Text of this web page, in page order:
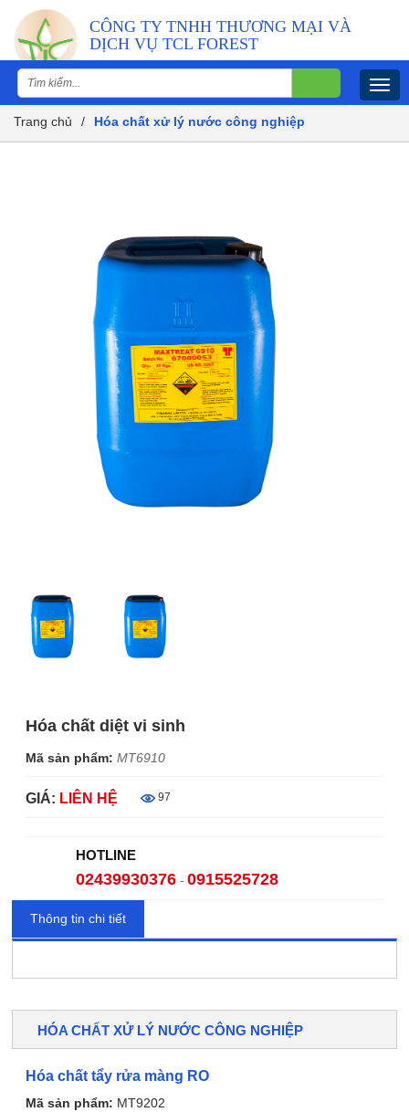
CÔNG TY TNHH THƯƠNG MẠI VÀ
DỊCH VỤ TCL FOREST
Trang chủ
/ Hóa chất xử lý nước công nghiệp
Hóa chất diệt vi sinh
Mã sản phẩm:MT6910
GIÁ: LIÊN HỆ 97
HOTLINE
02439930376 -0915525728
Thông tin chi tiết
HÓA CHẤT XỬ LÝ NƯỚC CÔNG NGHIỆP
Hóa chất tẩy rửa màng RO
Mã sản phẩm: MT9202